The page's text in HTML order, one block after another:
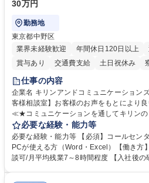
30万円
勤務地
東京都中野区
業界未経験歓迎
年間休日120日以上
賞与あり
交通費支給 土日祝休み
仕事の内容
企業名 キリンアンドコミュニケーションズ株式会社 求人名
客様相談室】お客様のお声をもとにより良い商品
≪★コミュニケーションを通してキリン
お客様のお声をより良い商品づくりに活
様相談室でのお仕事です。 日々お客様からいただくキリングループへのご
意見を、企業活動に活かしています。お
って対応、情報提供するとともにグルー
必要な経験・能力等
必要な経験・能力等 【必須】コールセン
PCが使える方（Word・Excel）【働き方
談可/月平均残業7～8時間程度 【入社後の研修】着任から1か月は電話対応